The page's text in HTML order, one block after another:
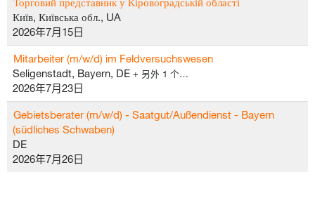
Київ, Київська обл., UA
2026年7月15日
Mitarbeiter (m/w/d) im Feldversuchswesen
Seligenstadt, Bayern, DE + 另外 1 个…
2026年7月23日
Gebietsberater (m/w/d) - Saatgut/Außendienst - Bayern
(südliches Schwaben)
DE
2026年7月26日